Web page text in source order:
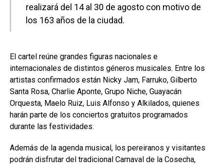
realizará del 14 al 30 de agosto con motivo de
los 163 años de la ciudad.
El cartel reúne grandes figuras nacionales e
internacionales de distintos géneros musicales. Entre los
artistas confirmados están Nicky Jam, Farruko, Gilberto
Santa Rosa, Charlie Aponte, Grupo Niche, Guayacán
Orquesta, Maelo Ruiz, Luis Alfonso y Alkilados, quienes
harán parte de los conciertos gratuitos programados
durante las festividades.
Además de la agenda musical, los pereiranos y visitantes
podrán disfrutar del tradicional Carnaval de la Cosecha,